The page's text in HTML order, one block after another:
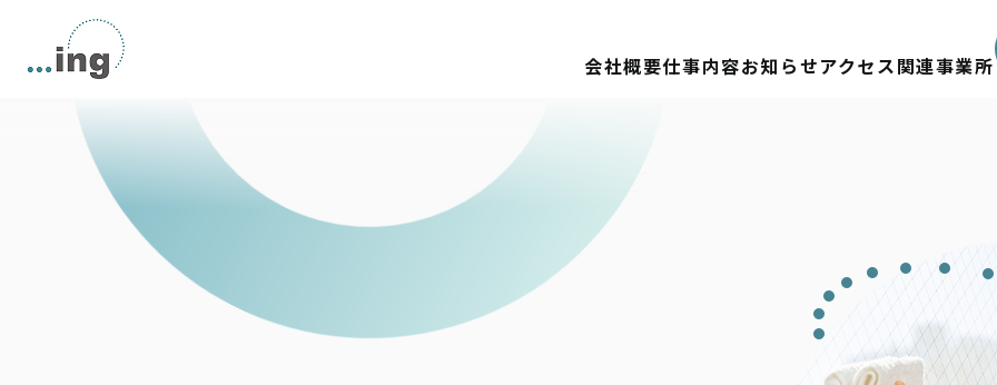
会社概要仕事内容お知らせアクセス関連事業所